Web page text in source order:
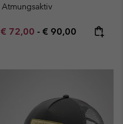
Atmungsaktiv
Minimum sale price:
€ 72,00 - Maximum price:
€ 90,00